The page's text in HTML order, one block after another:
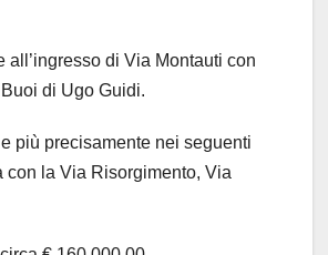
di Via Montauti con
di Ugo Guidi.
più precisamente nei seguenti
la Via Risorgimento, Via